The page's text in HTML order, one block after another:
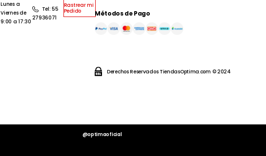
Lunes a
Viernes de
9:00 a 17:30
Tel: 55
27936071
Rastrear mi
Pedido
Métodos de Pago
Derechos Reservados TiendasOptima.com © 2024
@optimaoficial